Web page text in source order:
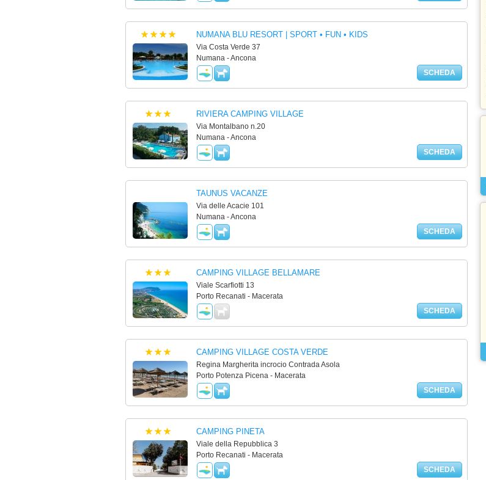
NUMANA BLU RESORT | SPORT • FUN • KIDS
Via Costa Verde 37
Numana - Ancona
SCHEDA
RIVIERA CAMPING VILLAGE
Via Montalbano n.20
Numana - Ancona
SCHEDA
TAUNUS VACANZE
Via delle Acacie 101
Numana - Ancona
SCHEDA
CAMPING VILLAGE BELLAMARE
Viale Scarfiotti 13
Porto Recanati - Macerata
SCHEDA
CAMPING VILLAGE COSTA VERDE
Regina Margherita incrocio Contrada Asola
Porto Potenza Picena - Macerata
SCHEDA
CAMPING PINETA
Viale della Repubblica 3
Porto Recanati - Macerata
SCHEDA